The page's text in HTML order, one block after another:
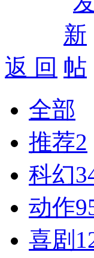
返 回
全部
推荐2
科幻
动作
喜剧